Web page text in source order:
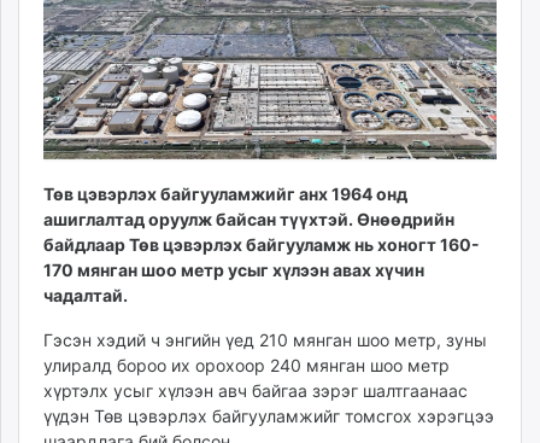
Livetv.mn
Eguur.mn
24tsag.mn
shuud.mn
eagle.mn
ergelt.mn
zarig.mn
today.mn
zuv.mn
urlag.mn
unen.mn
asu.mn
shudarga.mn
Төв цэвэрлэх байгууламжийг анх 1964 онд
ашиглалтад оруулж байсан түүхтэй. Өнөөдрийн
байдлаар Төв цэвэрлэх байгууламж нь хоногт 160-
170 мянган шоо метр усыг хүлээн авах хүчин
чадалтай.
Гэсэн хэдий ч энгийн үед 210 мянган шоо метр, зуны
улиралд бороо их орохоор 240 мянган шоо метр
хүртэлх усыг хүлээн авч байгаа зэрэг шалтгаанаас
үүдэн Төв цэвэрлэх байгууламжийг томсгох хэрэгцээ